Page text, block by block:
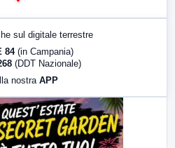
LabNews (replica)
sul digitale terrestre
84 (in Campania)
(DDT Nazionale)
nostra APP